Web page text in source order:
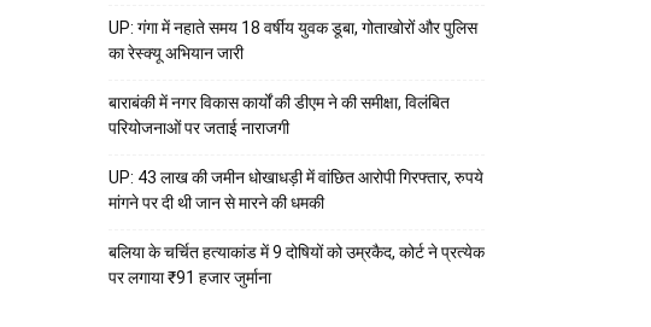
UP: गंगा में नहाते समय 18 वर्षीय युवक डूबा, गोताखोरों और पुलिस
का रेस्क्यू अभियान जारी
बाराबंकी में नगर विकास कार्यों की डीएम ने की समीक्षा, विलंबित
परियोजनाओं पर जताई नाराजगी
UP: 43 लाख की जमीन धोखाधड़ी में वांछित आरोपी गिरफ्तार, रुपये
मांगने पर दी थी जान से मारने की धमकी
बलिया के चर्चित हत्याकांड में 9 दोषियों को उम्रकैद, कोर्ट ने प्रत्येक
पर लगाया ₹91 हजार जुर्माना